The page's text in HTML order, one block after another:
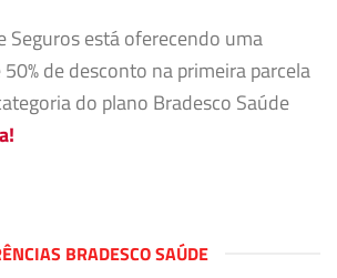
Seguros está oferecendo uma
de desconto na primeira parcela
do plano Bradesco Saúde
BRADESCO SAÚDE